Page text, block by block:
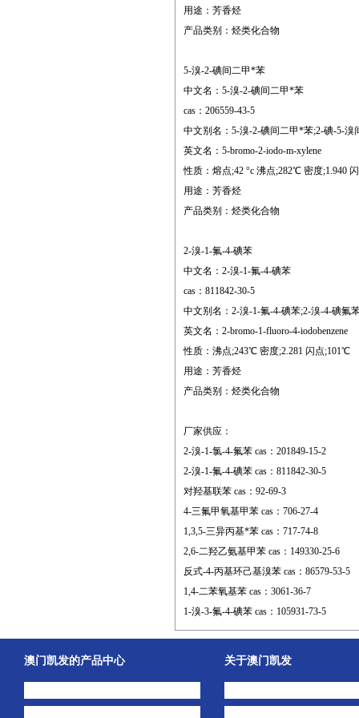
用途：芳香烃
产品类别：烃类化合物
5-溴-2-碘间二甲*苯
中文名：5-溴-2-碘间二甲*苯
cas：206559-43-5
中文别名：5-溴-2-碘间二甲*苯;2-碘-5-
英文名：5-bromo-2-iodo-m-xylene
性质：熔点;42 °c 沸点;282℃ 密度;1.940 闪
用途：芳香烃
产品类别：烃类化合物
2-溴-1-氟-4-碘苯
中文名：2-溴-1-氟-4-碘苯
cas：811842-30-5
中文别名：2-溴-1-氟-4-碘苯;2-溴-4-碘氟
英文名：2-bromo-1-fluoro-4-iodobenzene
性质：沸点;243℃ 密度;2.281 闪点;101℃
用途：芳香烃
产品类别：烃类化合物
厂家供应：
2-溴-1-氯-4-氟苯 cas：201849-15-2
2-溴-1-氟-4-碘苯 cas：811842-30-5
对羟基联苯 cas：92-69-3
4-三氟甲氧基甲苯 cas：706-27-4
1,3,5-三异丙基*苯 cas：717-74-8
2,6-二羟乙氨基甲苯 cas：149330-25-6
反式-4-丙基环己基溴苯 cas：86579-53-5
1,4-二苯氧基苯 cas：3061-36-7
1-溴-3-氟-4-碘苯 cas：105931-73-5
澳门凯发的产品中心 关于澳门凯发